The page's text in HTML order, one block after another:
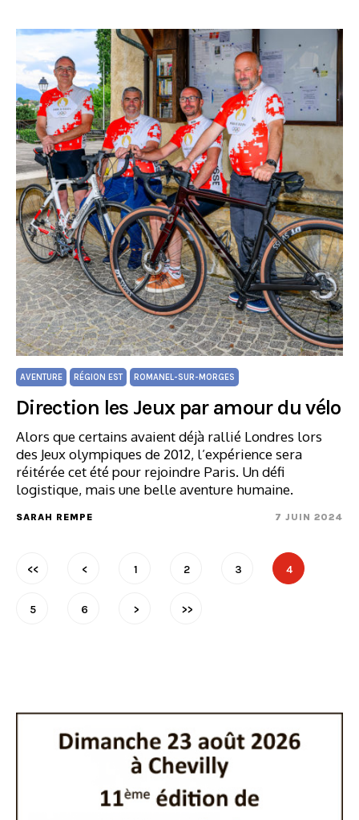
AVENTURE RÉGION EST ROMANEL-SUR-MORGES
Direction les Jeux par amour du vélo
Alors que certains avaient déjà rallié Londres lors
des Jeux olympiques de 2012, l’expérience sera
réitérée cet été pour rejoindre Paris. Un défi
logistique, mais une belle aventure humaine.
SARAH REMPE 7 JUIN 2024
<< < 1 2 3 4
5 6 > >>